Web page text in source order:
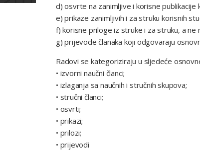
d) osvrte na zanimljive i korisne
e) prikaze zanimljivih i za struku korisnih
f) korisne priloge iz struke i za struku, a
g) prijevode članaka koji odgovaraju
Radovi se kategoriziraju u sljedeće
• izvorni naučni članci;
• izlaganja sa naučnih i stručnih skupova;
• stručni članci;
• osvrti;
• prikazi;
• prilozi;
• prijevodi